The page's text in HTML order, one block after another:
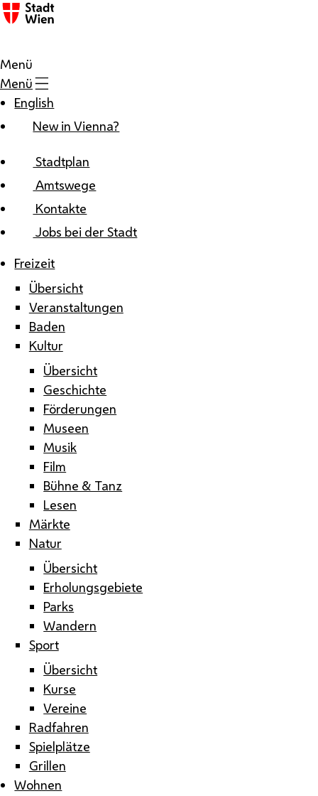
Zum Inhalt
Menü
Menü
English
New in Vienna?
Stadtplan
Amtswege
Kontakte
Jobs bei der Stadt
Freizeit
Übersicht
Veranstaltungen
Baden
Kultur
Übersicht
Geschichte
Förderungen
Museen
Musik
Film
Bühne & Tanz
Lesen
Märkte
Natur
Übersicht
Erholungsgebiete
Parks
Wandern
Sport
Übersicht
Kurse
Vereine
Radfahren
Spielplätze
Grillen
Wohnen